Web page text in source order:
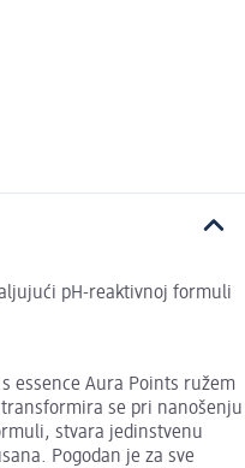
pH-reaktivnoj formuli
essence Aura Points ružem
se pri nanošenju
stvara jedinstvenu
Pogodan je za sve